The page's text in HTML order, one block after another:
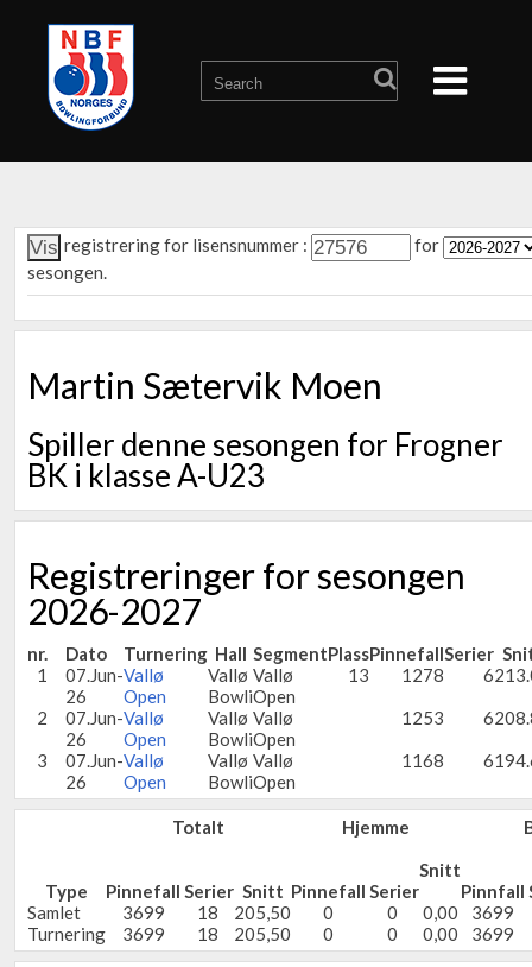
registrering for lisensnummer :
for
sesongen.
Martin Sætervik Moen
Spiller denne sesongen for Frogner
BK i klasse A-U23
Registreringer for sesongen
2026-2027
nr. Dato Turnering Hall SegmentPlassPinnefallSerier
1
07.Jun-
26
Vallø
Open
Vallø
Bowli
Vallø
Open
13 1278 6
2
07.Jun-
26
Vallø
Open
Vallø
Bowli
Vallø
Open
1253 6
3
07.Jun-
26
Vallø
Open
Vallø
Bowli
Vallø
Open
1168 6
Totalt Hjemme
Type Pinnefall Serier Snitt Pinnefall Serier
Snitt
Pinnfall
Samlet
3699 18 205,50 0 0 0,00
3699
Turnering
3699 18 205,50 0 0 0,00 3699